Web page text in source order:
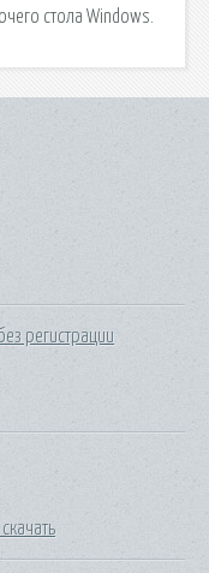
стола Windows.
регистрации